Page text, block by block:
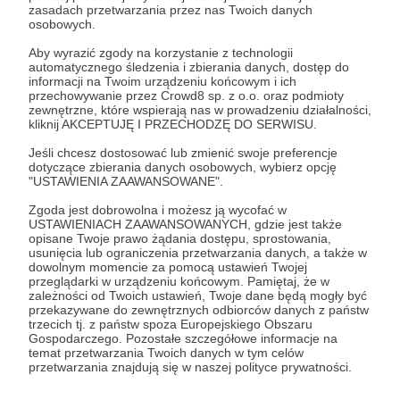
zasadach przetwarzania przez nas Twoich danych
osobowych.
Aby wyrazić zgody na korzystanie z technologii
automatycznego śledzenia i zbierania danych, dostęp do
informacji na Twoim urządzeniu końcowym i ich
przechowywanie przez Crowd8 sp. z o.o. oraz podmioty
zewnętrzne, które wspierają nas w prowadzeniu działalności,
kliknij AKCEPTUJĘ I PRZECHODZĘ DO SERWISU.
Jeśli chcesz dostosować lub zmienić swoje preferencje
dotyczące zbierania danych osobowych, wybierz opcję
"USTAWIENIA ZAAWANSOWANE".
Zgoda jest dobrowolna i możesz ją wycofać w
USTAWIENIACH ZAAWANSOWANYCH, gdzie jest także
opisane Twoje prawo żądania dostępu, sprostowania,
usunięcia lub ograniczenia przetwarzania danych, a także w
dowolnym momencie za pomocą ustawień Twojej
przeglądarki w urządzeniu końcowym. Pamiętaj, że w
zależności od Twoich ustawień, Twoje dane będą mogły być
przekazywane do zewnętrznych odbiorców danych z państw
trzecich tj. z państw spoza Europejskiego Obszaru
Gospodarczego. Pozostałe szczegółowe informacje na
temat przetwarzania Twoich danych w tym celów
przetwarzania znajdują się w naszej polityce prywatności.
do głowy. To nie to samo co podczas ruchu, w
powietrzu. Tam kolejne plany przesuwają się
dużo szybciej, łatwiej jest wszystko zrozumieć.
Z resztą wydaje mi się, że ludzie to ptaki -
popatrz na ten ich odstający nos."
Jakub Szachnowski
ur. 1998 r. w Nowym Sączu,artysta wizualny,
fotograf. Student na wydziale Grafiki
krakowskiej Akademii Sztuk Pięknych oraz
fotografii kreatywnej w Instytucie Twórczej
Fotografii w Opawie, były student kierunku